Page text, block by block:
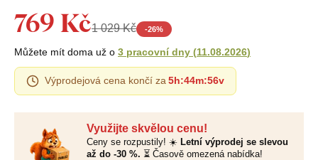
Využijte skvělou cenu!
Ceny se rozpustily! ☀️ Letní výprodej se slevou
až do -30 %. ⏳ Časově omezená nabídka!
769 Kč1 029 Kč -26%
Můžete mít doma už o 3 pracovní dny (11.08.2026)
Výprodejová cena končí za 5h:44m:56v